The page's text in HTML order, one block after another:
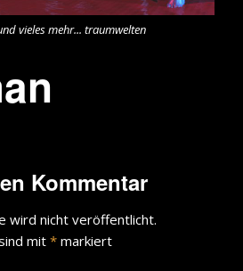
vieles mehr... traumwelten
Kommentar
wird nicht veröffentlicht.
mit * markiert